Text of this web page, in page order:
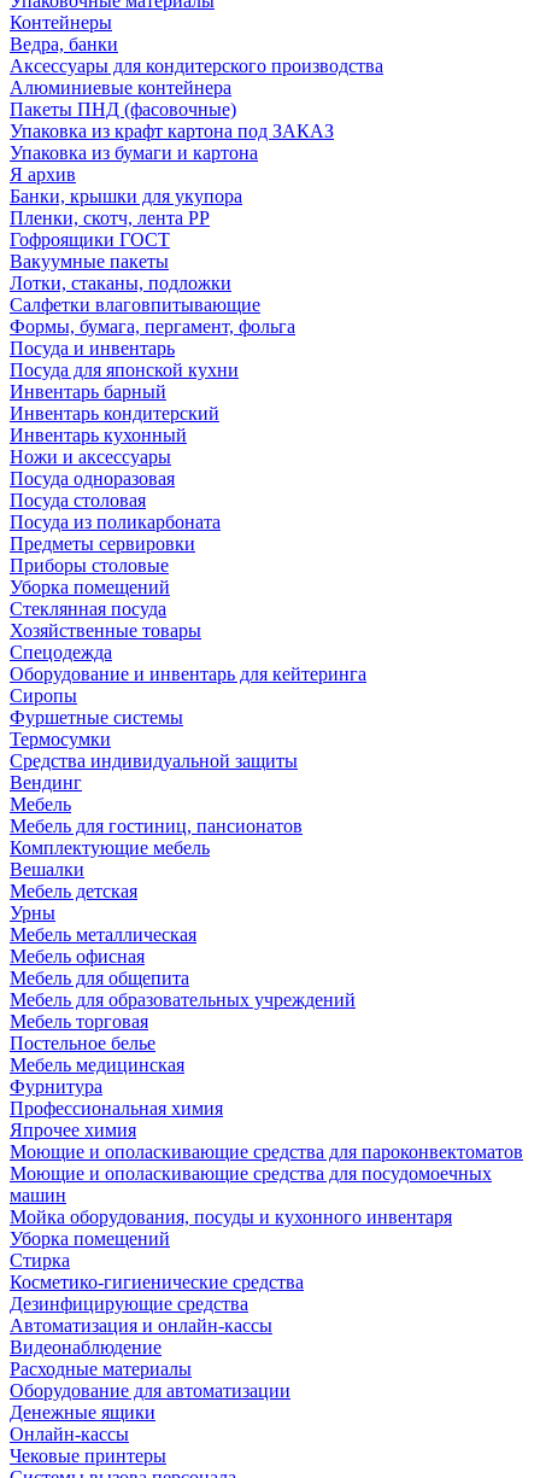
Контейнеры
Ведра, банки
Аксессуары для кондитерского производства
Алюминиевые контейнера
Пакеты ПНД (фасовочные)
Упаковка из крафт картона под ЗАКАЗ
Упаковка из бумаги и картона
Я архив
Банки, крышки для укупора
Пленки, скотч, лента РР
Гофроящики ГОСТ
Вакуумные пакеты
Лотки, стаканы, подложки
Салфетки влаговпитывающие
Формы, бумага, пергамент, фольга
Посуда и инвентарь
Посуда для японской кухни
Инвентарь барный
Инвентарь кондитерский
Инвентарь кухонный
Ножи и аксессуары
Посуда одноразовая
Посуда столовая
Посуда из поликарбоната
Предметы сервировки
Приборы столовые
Уборка помещений
Стеклянная посуда
Хозяйственные товары
Спецодежда
Оборудование и инвентарь для кейтеринга
Сиропы
Фуршетные системы
Термосумки
Средства индивидуальной защиты
Вендинг
Мебель
Мебель для гостиниц, пансионатов
Комплектующие мебель
Вешалки
Мебель детская
Урны
Мебель металлическая
Мебель офисная
Мебель для общепита
Мебель для образовательных учреждений
Мебель торговая
Постельное белье
Мебель медицинская
Фурнитура
Профессиональная химия
Япрочее химия
Моющие и ополаскивающие средства для пароконвектоматов
Моющие и ополаскивающие средства для посудомоечных
машин
Мойка оборудования, посуды и кухонного инвентаря
Уборка помещений
Стирка
Косметико-гигиенические средства
Дезинфицирующие средства
Автоматизация и онлайн-кассы
Видеонаблюдение
Расходные материалы
Оборудование для автоматизации
Денежные ящики
Онлайн-кассы
Чековые принтеры